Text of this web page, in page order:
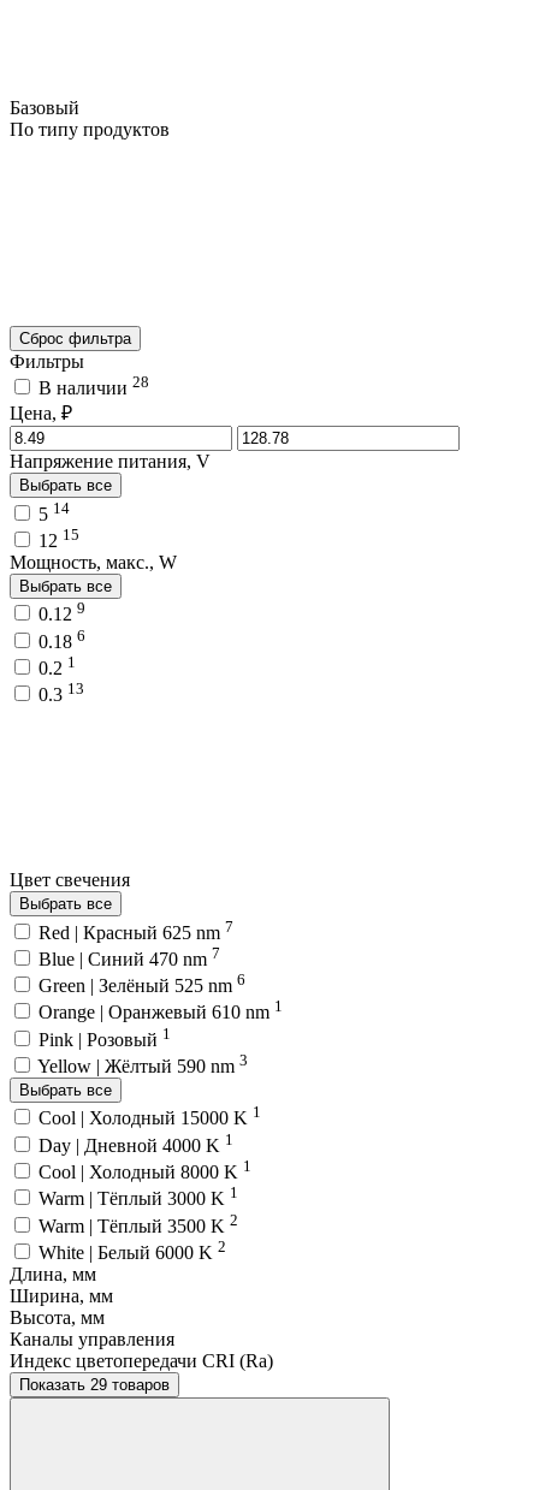
Базовый
По типу продуктов
Сброс фильтра
Фильтры
В наличии 28
Цена, ₽
Напряжение питания, V
Выбрать все
5 14
12 15
Мощность, макс., W
Выбрать все
0.12 9
0.18 6
0.2 1
0.3 13
Цвет свечения
Выбрать все
Red | Красный 625 nm 7
Blue | Синий 470 nm 7
Green | Зелёный 525 nm 6
Orange | Оранжевый 610 nm 1
Pink | Розовый 1
Yellow | Жёлтый 590 nm 3
Выбрать все
Cool | Холодный 15000 K 1
Day | Дневной 4000 K 1
Cool | Холодный 8000 K 1
Warm | Тёплый 3000 K 1
Warm | Тёплый 3500 K 2
White | Белый 6000 K 2
Длина, мм
Ширина, мм
Высота, мм
Каналы управления
Индекс цветопередачи CRI (Ra)
Показать 29 товаров